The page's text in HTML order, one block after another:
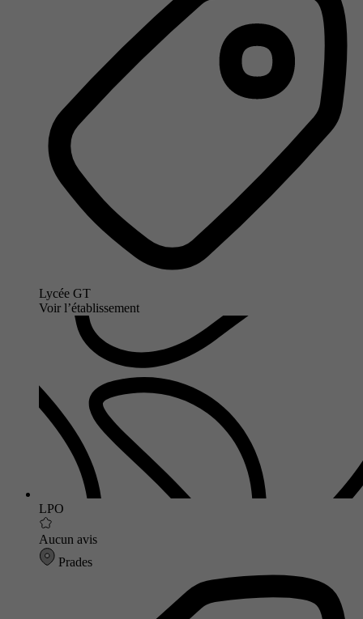
Lycée GT
Voir l’établissement
LPO
Aucun avis
Prades